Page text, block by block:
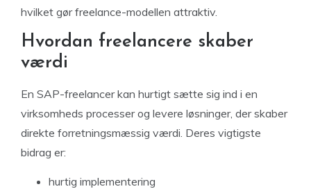
hvilket gør freelance-modellen attraktiv.
Hvordan freelancere skaber
værdi
En SAP-freelancer kan hurtigt sætte sig ind i en
virksomheds processer og levere løsninger, der skaber
direkte forretningsmæssig værdi. Deres vigtigste
bidrag er:
hurtig implementering